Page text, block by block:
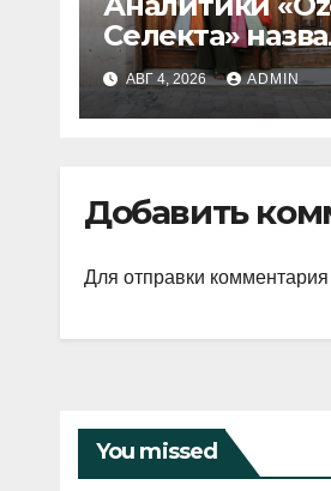
Селекта»
fashion-
2026 года
АВГ 4, 2026 ADMIN
Добавить
Для отправки
You missed